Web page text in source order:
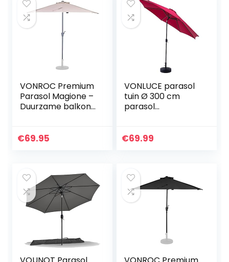
VONROC Premium
Parasol Magione –
Duurzame balkon
werend doek –
€69.95
VONLUCE parasol
tuin Ø 300 cm
parasol
paraplu bruin /
€69.99